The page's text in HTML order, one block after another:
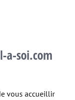
a-soi.com
vous accueillir